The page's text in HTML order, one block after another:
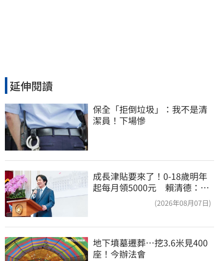
延伸閱讀
保全「拒倒垃圾」：我不是清
潔員！下場慘
成長津貼要來了！0-18歲明年
起每月領5000元 賴清德：此
(2026年08月07日)
地下墳墓遷葬…挖3.6米見400
座！今辦法會